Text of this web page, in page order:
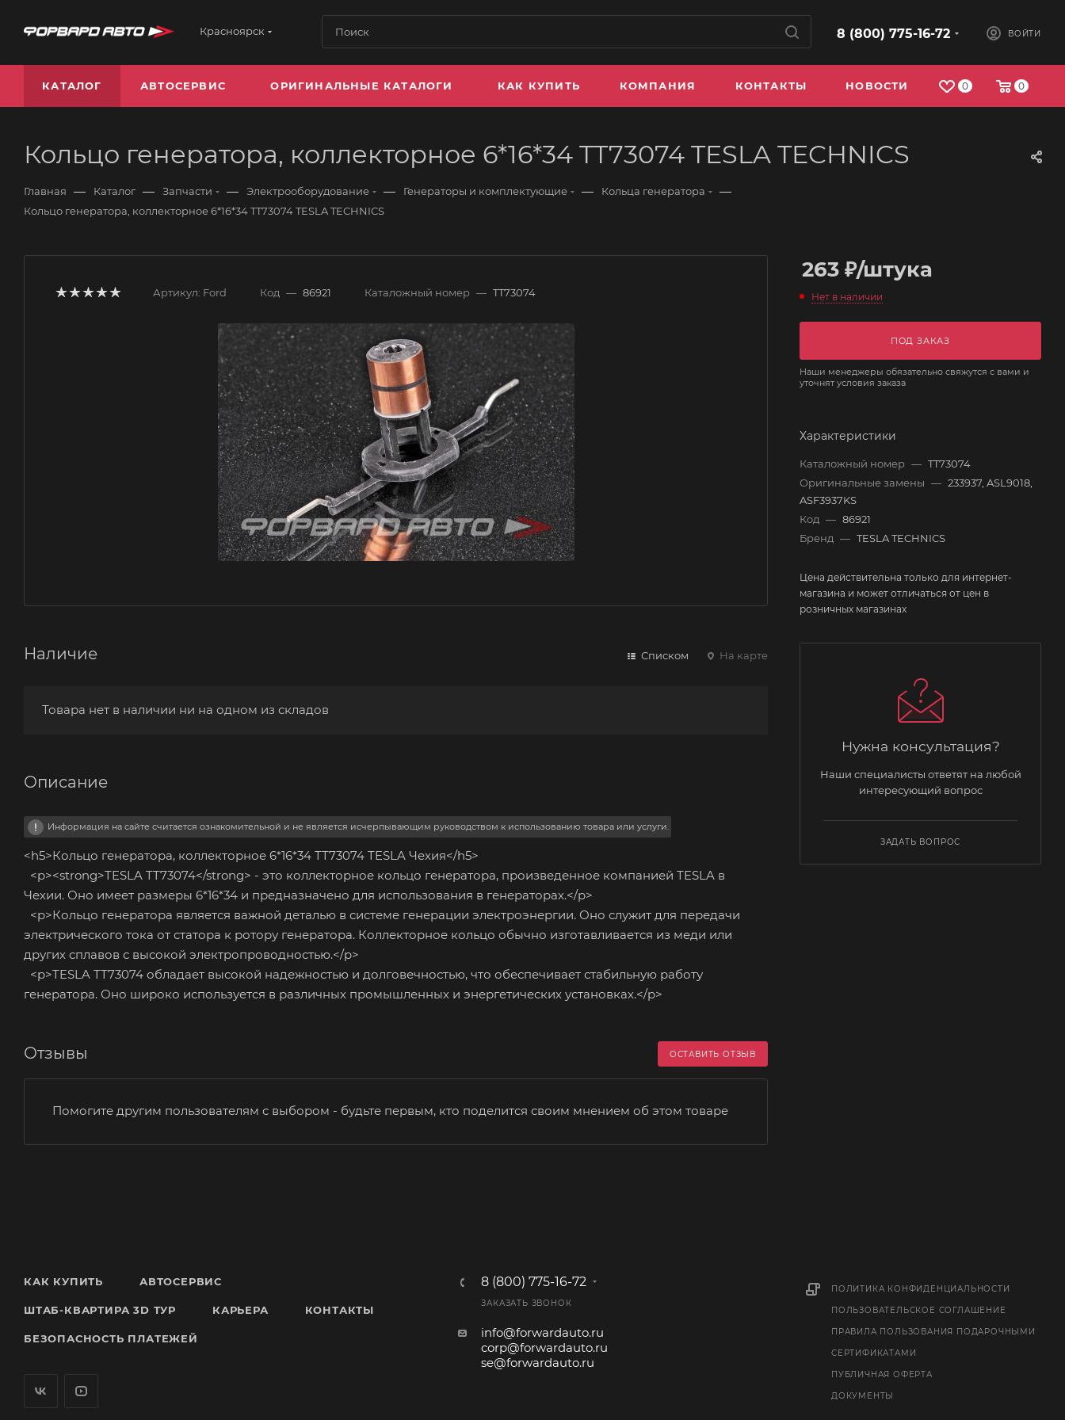
Красноярск 8 (800) 775-16-72 ВОЙТИ
0 0
КАТАЛОГ АВТОСЕРВИС ОРИГИНАЛЬНЫЕ КАТАЛОГИ КАК КУПИТЬ КОМПАНИЯ КОНТАКТЫ НОВОСТИ
Кольцо генератора, коллекторное 6*16*34 TT73074 TESLA TECHNICS
Главная — Каталог — Запчасти — Электрооборудование — Генераторы и комплектующие — Кольца генератора —
Кольцо генератора, коллекторное 6*16*34 TT73074 TESLA TECHNICS
Артикул: Ford Код — 86921 Каталожный номер — TT73074
Наличие Списком На карте
Товара нет в наличии ни на одном из складов
Описание
Информация на сайте считается ознакомительной и не является исчерпывающим руководством к использованию товара или услуги.
<h5>Кольцо генератора, коллекторное 6*16*34 TT73074 TESLA Чехия</h5>
<p><strong>TESLA TT73074</strong> - это коллекторное кольцо генератора, произведенное компанией TESLA в
Чехии. Оно имеет размеры 6*16*34 и предназначено для использования в генераторах.</p>
<p>Кольцо генератора является важной деталью в системе генерации электроэнергии. Оно служит для передачи
электрического тока от статора к ротору генератора. Коллекторное кольцо обычно изготавливается из меди или
других сплавов с высокой электропроводностью.</p>
<p>TESLA TT73074 обладает высокой надежностью и долговечностью, что обеспечивает стабильную работу
генератора. Оно широко используется в различных промышленных и энергетических установках.</p>
Отзывы ОСТАВИТЬ ОТЗЫВ
Помогите другим пользователям с выбором - будьте первым, кто поделится своим мнением об этом товаре
263 ₽/штука
Нет в наличии
ПОД ЗАКАЗ
Наши менеджеры обязательно свяжутся с вами и
уточнят условия заказа
Характеристики
Каталожный номер — TT73074
Оригинальные замены — 233937, ASL9018,
ASF3937KS
Код — 86921
Бренд — TESLA TECHNICS
Цена действительна только для интернет-
магазина и может отличаться от цен в
розничных магазинах
Нужна консультация?
Наши специалисты ответят на любой
интересующий вопрос
ЗАДАТЬ ВОПРОС
КАК КУПИТЬ АВТОСЕРВИС
ШТАБ-КВАРТИРА 3D ТУР КАРЬЕРА КОНТАКТЫ
БЕЗОПАСНОСТЬ ПЛАТЕЖЕЙ
8 (800) 775-16-72
ЗАКАЗАТЬ ЗВОНОК
info@forwardauto.ru
corp@forwardauto.ru
se@forwardauto.ru
ПОЛИТИКА КОНФИДЕНЦИАЛЬНОСТИ
ПОЛЬЗОВАТЕЛЬСКОЕ СОГЛАШЕНИЕ
ПРАВИЛА ПОЛЬЗОВАНИЯ ПОДАРОЧНЫМИ
СЕРТИФИКАТАМИ
ПУБЛИЧНАЯ ОФЕРТА
ДОКУМЕНТЫ